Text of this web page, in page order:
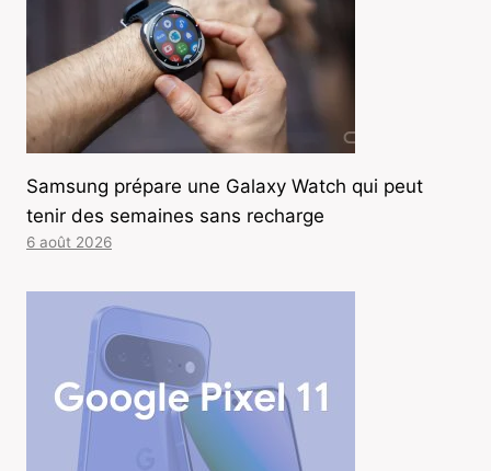
Samsung prépare une Galaxy Watch qui peut
tenir des semaines sans recharge
6 août 2026